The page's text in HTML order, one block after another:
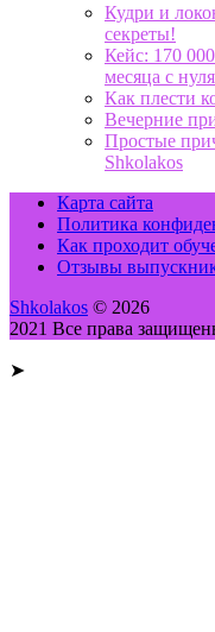
Кудри и
секреты!
Кейс: 170
месяца с
Как плести
Вечерние
Простые
Shkolakos
Карта сайта
Политика
Как проходит
Отзывы
Shkolakos © 2026
2021 Все права
➤